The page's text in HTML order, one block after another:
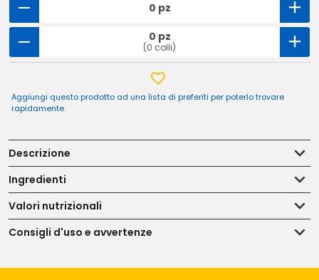
0 pz
0 pz
(0 colli)
Aggiungi questo prodotto ad una lista di preferiti per poterlo trovare
rapidamente
Descrizione
Ingredienti
Valori nutrizionali
Consigli d'uso e avvertenze